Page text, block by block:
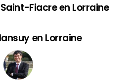
Fiacre en Lorraine
en Lorraine